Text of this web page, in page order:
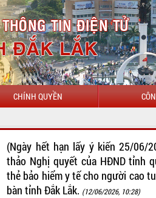
CHÍNH QUYỀN
(Ngày hết hạn lấy ý kiến 25/06/
thảo Nghị quyết của HĐND tỉnh
thẻ bảo hiểm y tế cho người cao
bàn tỉnh Đắk Lắk. (12/06/2026, 10:28)